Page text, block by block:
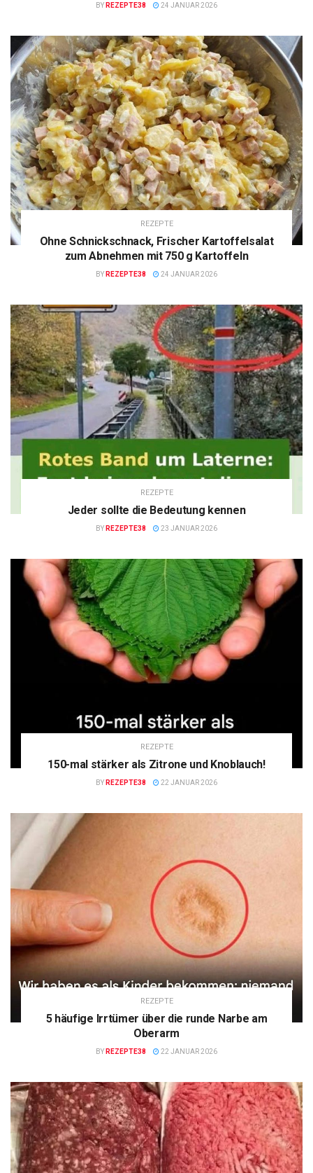
BY REZEPTE38 24 JANUAR 2026
REZEPTE
Ohne Schnickschnack, Frischer Kartoffelsalat
zum Abnehmen mit 750 g Kartoffeln
BY REZEPTE38 24 JANUAR 2026
REZEPTE
Jeder sollte die Bedeutung kennen
BY REZEPTE38 23 JANUAR 2026
REZEPTE
150-mal stärker als Zitrone und Knoblauch!
BY REZEPTE38 22 JANUAR 2026
REZEPTE
5 häufige Irrtümer über die runde Narbe am
Oberarm
BY REZEPTE38 22 JANUAR 2026